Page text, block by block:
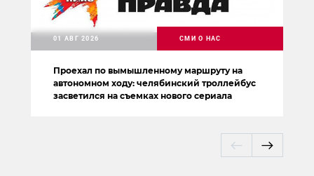
Проехал по вымышленному маршруту на
автономном ходу: челябинский троллейбус
засветился на съемках нового сериала
01 АВГ 2026 СМИ О НАС